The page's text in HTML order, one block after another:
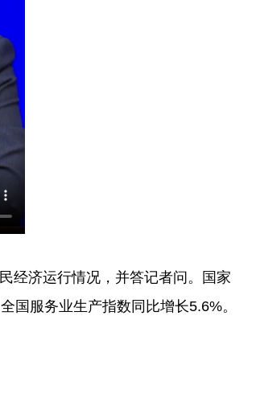
济运行情况，并答记者问。国家
国服务业生产指数同比增长5.6%。